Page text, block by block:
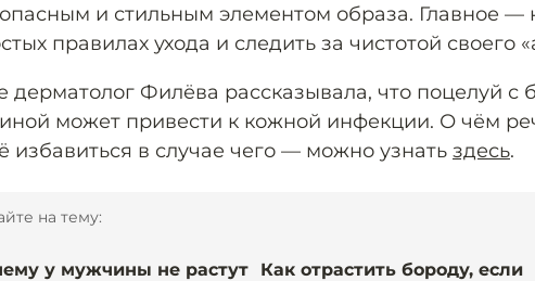
и стильным элементом образа. Главное —
правилах ухода и следить за чистотой своего
дерматолог Филёва рассказывала, что поцелуй с
может привести к кожной инфекции. О чём
избавиться в случае чего — можно узнать здесь.
на тему:
у мужчины не растут
Как отрастить бороду, если